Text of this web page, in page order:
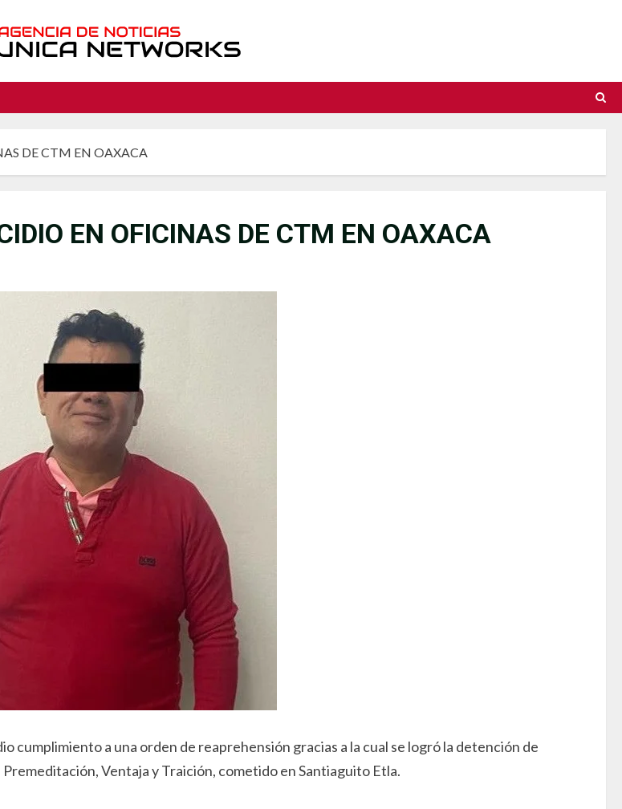
DE CTM EN OAXACA
EN OFICINAS DE CTM EN OAXACA
cumplimiento a una orden de reaprehensión gracias a la cual se logró la detención de
Ventaja y Traición, cometido en Santiaguito Etla.